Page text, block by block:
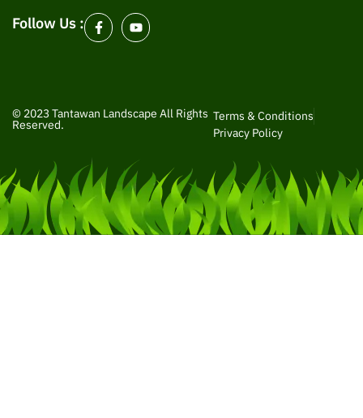
Follow Us :
© 2023 Tantawan Landscape All Rights
Reserved.
Terms & Conditions
Privacy Policy